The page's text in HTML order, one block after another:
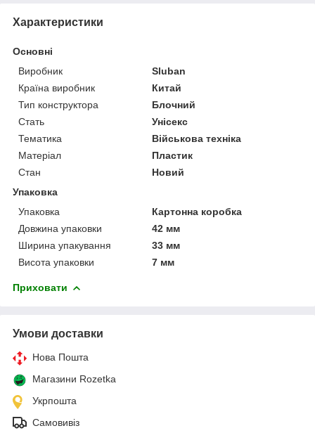
Характеристики
Основні
Виробник
Sluban
Країна виробник
Китай
Тип конструктора
Блочний
Стать
Унісекс
Тематика
Військова техніка
Матеріал
Пластик
Стан
Новий
Упаковка
Упаковка
Картонна коробка
Довжина упаковки
42 мм
Ширина упакування
33 мм
Висота упаковки
7 мм
Приховати
Умови доставки
Нова Пошта
Магазини Rozetka
Укрпошта
Самовивіз